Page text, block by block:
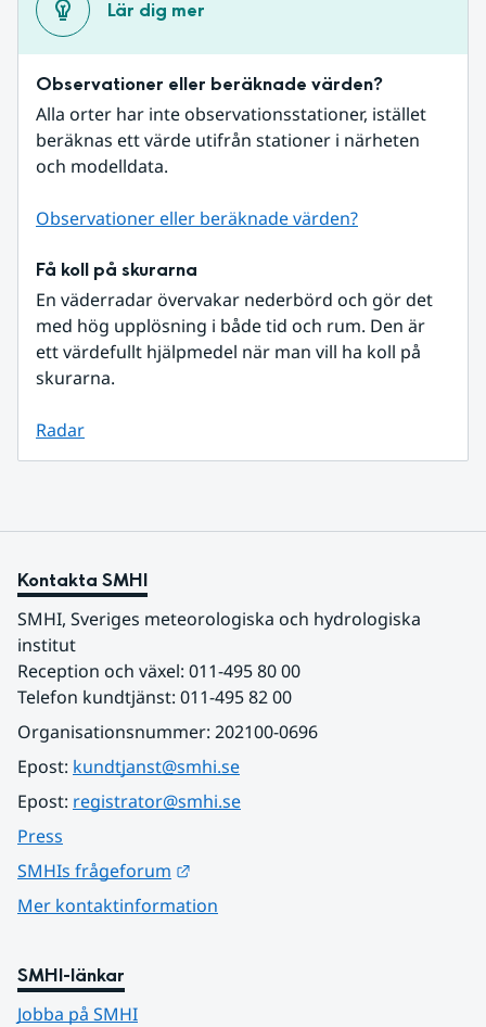
Lär dig mer
Observationer eller beräknade värden?
Alla orter har inte observationsstationer, istället
beräknas ett värde utifrån stationer i närheten
och modelldata.
Observationer eller beräknade värden?
Få koll på skurarna
En väderradar övervakar nederbörd och gör det
med hög upplösning i både tid och rum. Den är
ett värdefullt hjälpmedel när man vill ha koll på
skurarna.
Radar
Kontakta SMHI
SMHI, Sveriges meteorologiska och hydrologiska
institut
Reception och växel: 011-495 80 00
Telefon kundtjänst: 011-495 82 00
Organisationsnummer: 202100-0696
Epost: kundtjanst@smhi.se
Epost: registrator@smhi.se
Press
SMHIs frågeforum
Mer kontaktinformation
SMHI-länkar
Jobba på SMHI